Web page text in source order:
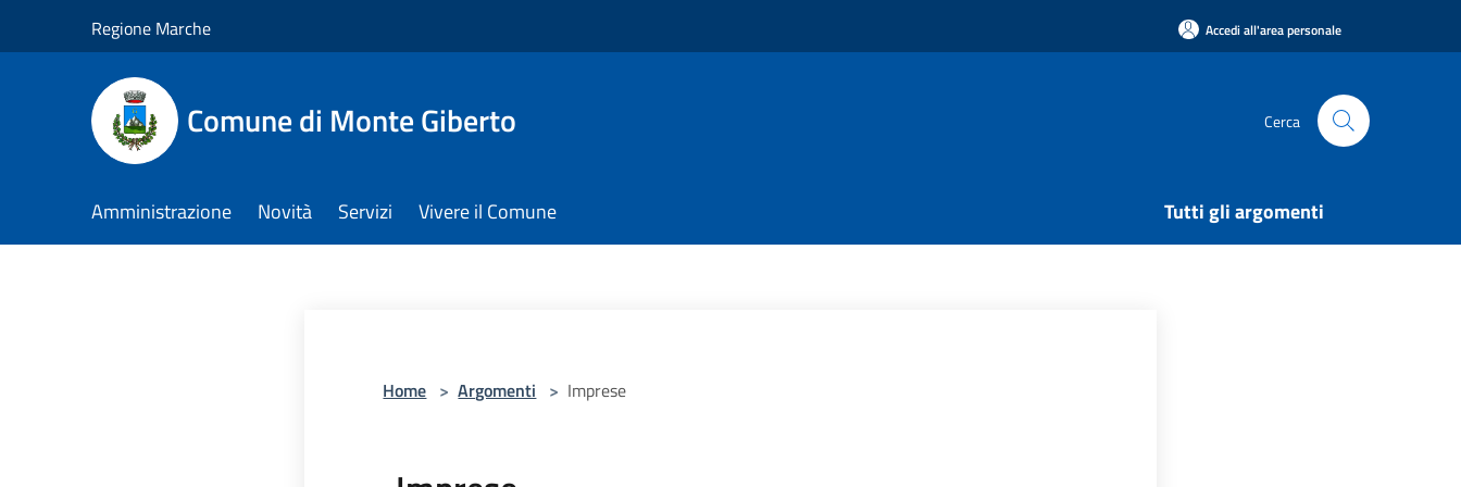
Regione Marche Accedi all'area personale
Comune di Monte Giberto Cerca
Amministrazione Novità Servizi Vivere il Comune Tutti gli argomenti
Home > Argomenti > Imprese